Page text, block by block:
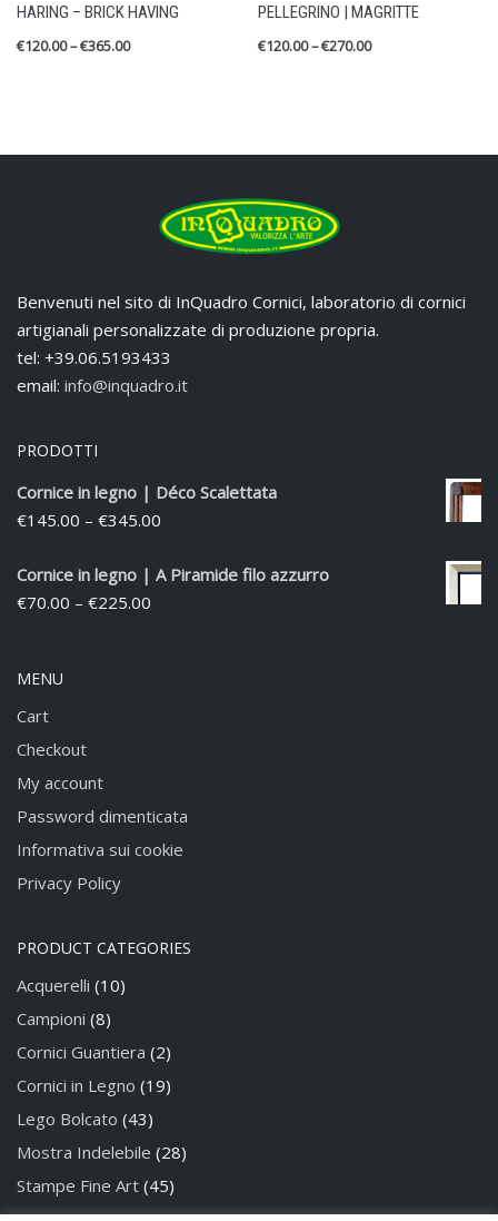
HARING – BRICK HAVING
€120.00–€365.00
PELLEGRINO | MAGRITTE
€120.00–€270.00
Benvenuti nel sito di InQuadro Cornici, laboratorio di cornici
artigianali personalizzate di produzione propria.
tel: +39.06.5193433
email: info@inquadro.it
PRODOTTI
Cornice in legno | Déco Scalettata
€145.00 – €345.00
Cornice in legno | A Piramide filo azzurro
€70.00 – €225.00
MENU
Cart
Checkout
My account
Password dimenticata
Informativa sui cookie
Privacy Policy
PRODUCT CATEGORIES
Acquerelli (10)
Campioni (8)
Cornici Guantiera (2)
Cornici in Legno (19)
Lego Bolcato (43)
Mostra Indelebile (28)
Stampe Fine Art (45)